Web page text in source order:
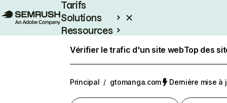
Tarifs
Solutions
Ressources
Vérifier le trafic d'un site webTop des
Principal / gtomanga.com Dernière mise à